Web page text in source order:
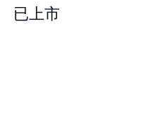
已上市